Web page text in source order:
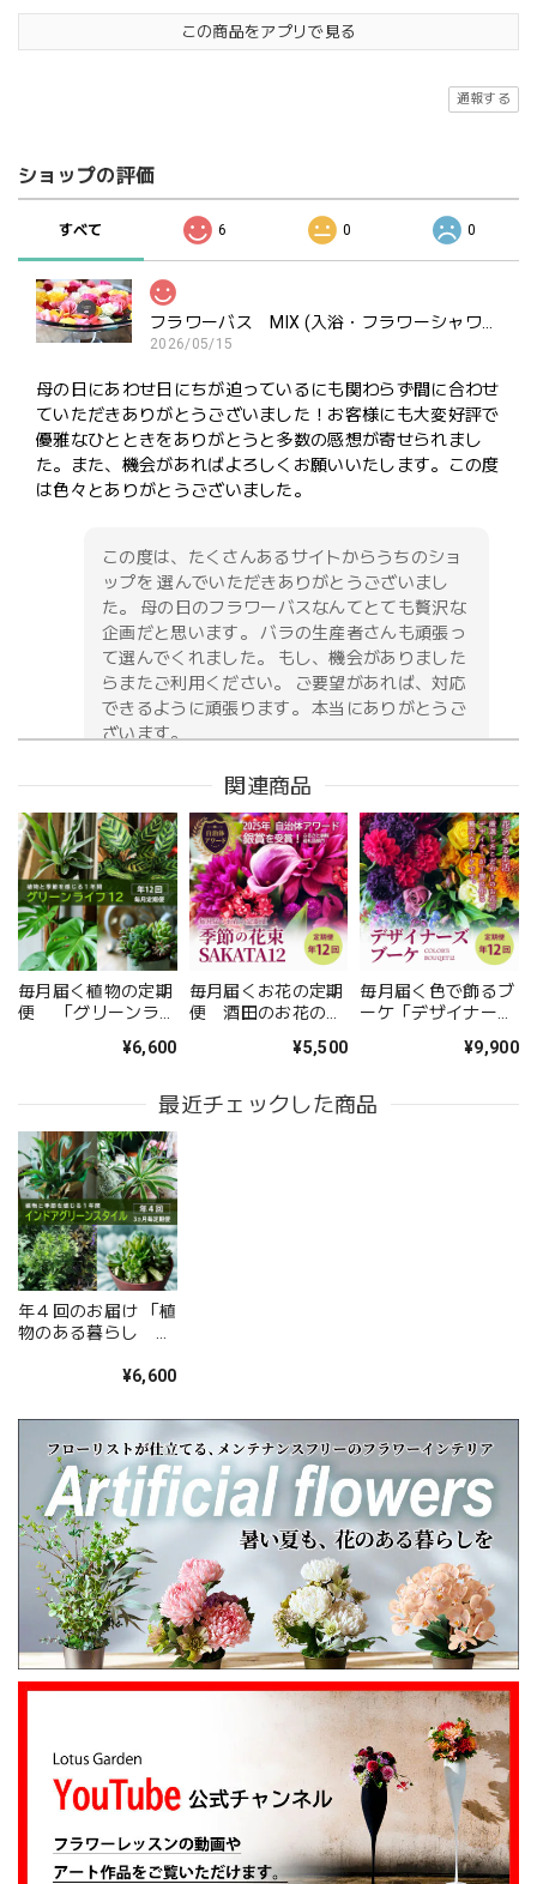
この商品をアプリで見る
通報する
ショップの評価
すべて 6 0 0
2026/05/15
母の日にあわせ日にちが迫っているにも関わらず間に合わせ
ていただきありがとうございました！お客様にも大変好評で
優雅なひとときをありがとうと多数の感想が寄せられまし
た。また、機会があればよろしくお願いいたします。この度
は色々とありがとうございました。
この度は、たくさんあるサイトからうちのショ
ップを 選んでいただきありがとうございまし
た。 母の日のフラワーバスなんてとても贅沢な
企画だと思います。 バラの生産者さんも頑張っ
て選んでくれました。 もし、機会がありました
らまたご利用ください。 ご要望があれば、対応
できるように頑張ります。 本当にありがとうご
ざいます。
お供え花アレンジメント「紫香の祈り」｜春彼岸・お盆・命日・法事の供花
2026/05/09
無事に届いたようです。 注文時に、間違えて記入してどう
しようと思っていた所に、丁寧な電話をいただき助かりまし
た。 送り先の友人から写真が送られてきましたが、とても
立派なアレンジメントで感激しました。 友人も喜んでいま
慮されていたようです。 お願いして良かったです。 また機
ました。
このたびは大切なご友人への贈り物に、当店の
お花をお選びいただき誠にありがとうございま
した。 また、ご友人にもお喜びいただけたとの
こと、そしてお送りしたアレンジメントを「立
派」とお褒めいただき、大変嬉しく拝見しまし
た。 配送についてもご満足いただけたようで何
よりです。 温かいお言葉を励みに、これからも
のご利用を心よりお待ちしております。 このた
心を伝える花 キモチ 「ありがとう ARIGATO」 6600
姉の誕生日に花束を注文しました。 予め希望やイメージを
伝えたところ、レアなバラを入れて下さり、ワンランクアッ
プでハイセンスな華やかな花束を作ってくださいました。
姉も大変喜んでくれて、大満足です。 また、お願いしま
す。 安心してお願いできるお花屋さんです。
大変嬉しいレビューありがとうございます。 お
姉さんも喜んでくださり安心しました。 また、
関連商品
毎月届く植物の定期
便 「グリーンライ
¥6,600
毎月届くお花の定期
便 酒田のお花の季
束SAKATA12」¥5,500
毎月届く色で飾るブ
ーケ「デザイナーズ
BOUQET12」定期便
¥9,900
最近チェックした商品
年４回のお届け 「植
物のある暮らし イ
イル」サブスク¥6,600